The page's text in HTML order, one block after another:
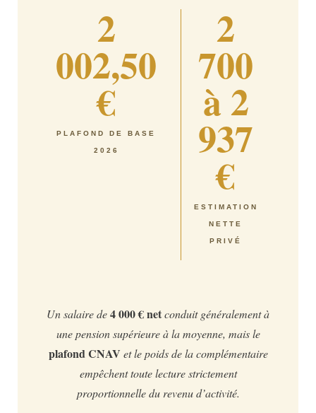
2
002,50
€
PLAFOND DE BASE
2026
2
700
à 2
937
€
ESTIMATION
NETTE
PRIVÉ
Un salaire de4 000 € netconduit généralement à
une pension supérieure à la moyenne, mais le
plafond CNAV et le poids de la complémentaire
empêchent toute lecture strictement
proportionnelle du revenu d’activité.